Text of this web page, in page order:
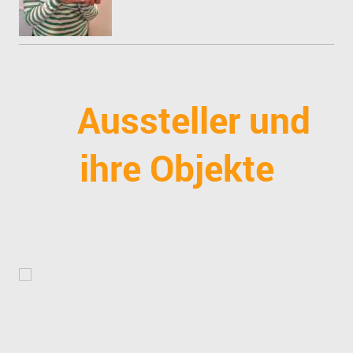
Aussteller und
ihre Objekte